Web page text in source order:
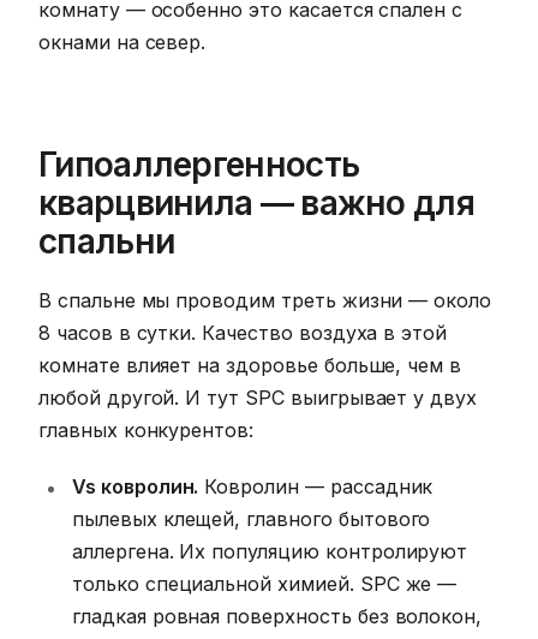
комнату — особенно это касается спален с
окнами на север.
Гипоаллергенность
кварцвинила — важно для
спальни
В спальне мы проводим треть жизни — около
8 часов в сутки. Качество воздуха в этой
комнате влияет на здоровье больше, чем в
любой другой. И тут SPC выигрывает у двух
главных конкурентов:
Vs ковролин. Ковролин — рассадник
пылевых клещей, главного бытового
аллергена. Их популяцию контролируют
только специальной химией. SPC же —
гладкая ровная поверхность без волокон,